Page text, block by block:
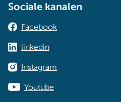
Sociale kanalen
Facebook
linkedin
Instagram
Youtube